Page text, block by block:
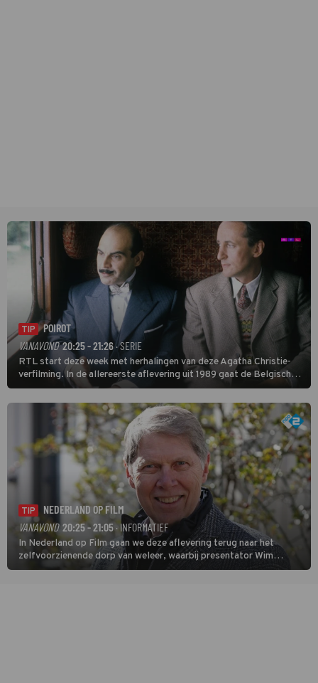
TIP
POIROT
VANAVOND 20:25 - 21:26 · SERIE
RTL start deze week met herhalingen van deze Agatha Christie-
verfilming. In de allereerste aflevering uit 1989 gaat de Belgische
speurder op zoek naar een vermiste kok. Poirot raakt al snel
verwikkeld in een moordzaak. (HH)
TIP
NEDERLAND OP FILM
VANAVOND 20:25 - 21:05· INFORMATIEF
In Nederland op Film gaan we deze aflevering terug naar het
zelfvoorzienende dorp van weleer, waarbij presentator Wim
Daniëls de kijkers meeneemt op reis door de tijd aan de hand van